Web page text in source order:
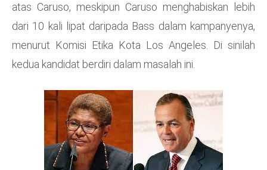
atas Caruso, meskipun Caruso menghabiskan lebih
dari 10 kali lipat daripada Bass dalam kampanyenya,
menurut Komisi Etika Kota Los Angeles. Di sinilah
kedua kandidat berdiri dalam masalah ini.